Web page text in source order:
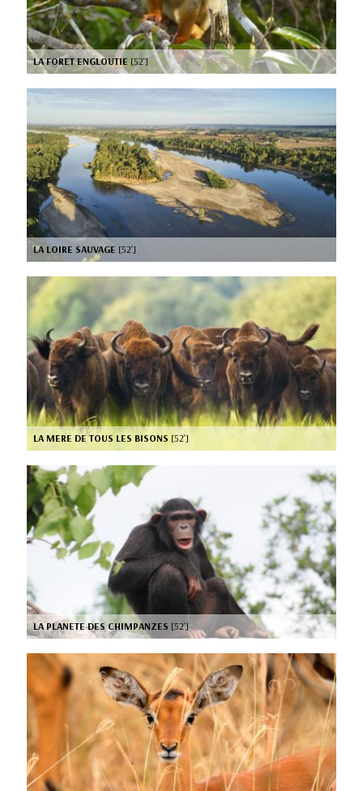
LA FORET ENGLOUTIE [52’]
LA LOIRE SAUVAGE [52’]
LA MERE DE TOUS LES BISONS [52’]
LA PLANETE DES CHIMPANZES [52’]